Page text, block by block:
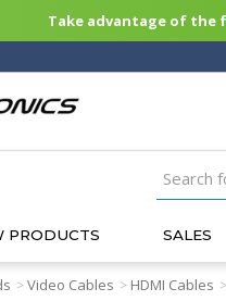
Take advantage of the
PRODUCTS SALES
>Video Cables > HDMI Cables >